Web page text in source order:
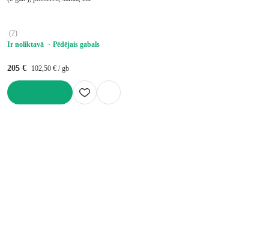
(2)
Ir noliktavā
Pēdējais gabals
205 € 102,50 € / gb